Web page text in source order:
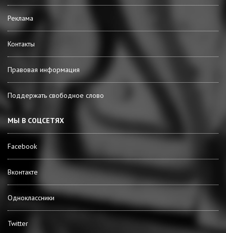
Реклама
Контакты
Правовая информация
Поддержать свободное слово
МЫ В СОЦСЕТЯХ
Facebook
Вконтакте
Одноклассники
Twitter